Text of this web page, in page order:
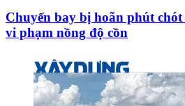
Chuyến bay bị hoãn phút
vi phạm nồng độ cồn